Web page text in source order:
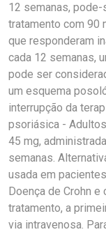
12 semanas,
tratamento com 90
que responderam
cada 12 semanas,
pode ser
um esquema
interrupção da
psoriásica -
45 mg,
semanas.
usada em
Doença de Crohn
tratamento, a
via intravenosa.